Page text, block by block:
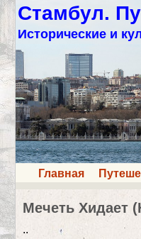
Стамбул.
Исторические и
Главная
Мечеть Хидает
..